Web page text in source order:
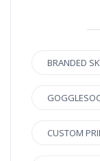
BRANDED
CUSTOM